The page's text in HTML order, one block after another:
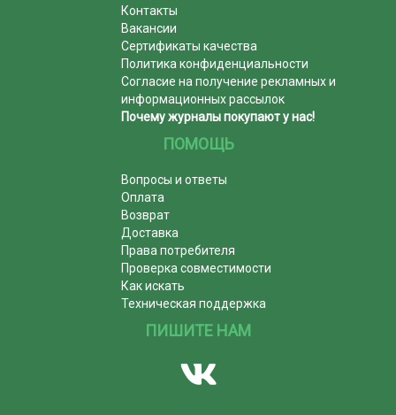
Контакты
Вакансии
Сертификаты качества
Политика конфиденциальности
Согласие на получение рекламных и
информационных рассылок
Почему журналы покупают у нас!
ПОМОЩЬ
Вопросы и ответы
Оплата
Возврат
Доставка
Права потребителя
Проверка совместимости
Как искать
Техническая поддержка
ПИШИТЕ НАМ